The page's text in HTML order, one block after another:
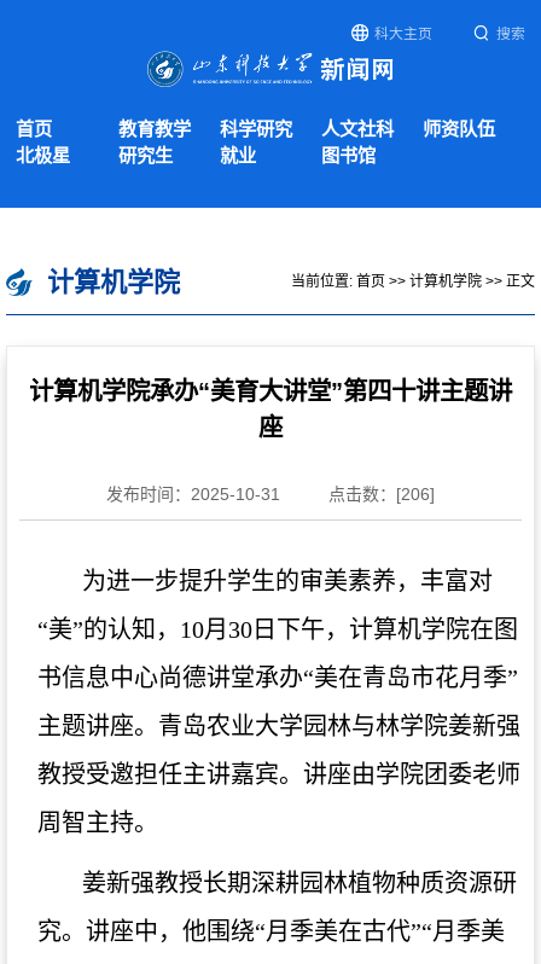
科大主页 搜索
首页 教育教学 科学研究 人文社科
师资队伍
北极星
研究生 就业 图书馆
计算机学院 当前位置: 首页 >> 计算机学院 >> 正文
计算机学院承办“美育大讲堂”第四十讲主题讲
座
发布时间：2025-10-31 点击数：[206]
为进一步提升学生的审美素养，丰富对
“美”的认知 ， 10月30日下午， 计算机学院在图
书信息中心尚德讲堂承办“美在青岛市花月季”
主题讲座。 青岛农业大学园林与林学院姜新强
教授受邀担任主讲嘉宾。讲座由学院团委老师
周智主持。
姜新强教授长期深耕园林植物种质资源研
究。讲座中，他围绕“月季美在古代”“月季美